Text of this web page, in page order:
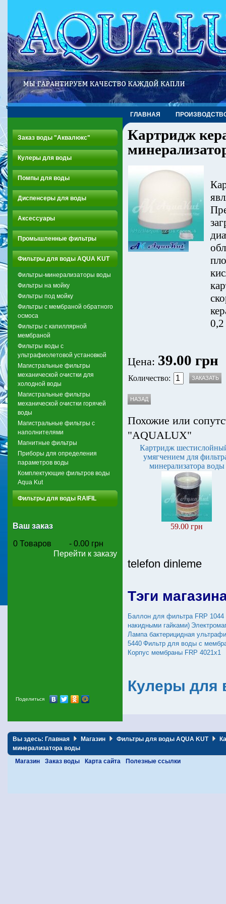
ГЛАВНАЯ
Заказ воды "Аквалюкс"
Кулеры для воды
Помпы для воды
Диспенсеры для воды
Аксессуары
Промышленные фильтры
Фильтры для воды AQUA KUT
Фильтры-минерализаторы воды
Фильтры на мойку
Фильтры под мойку
Фильтры с мембраной обратного
осмоса
Фильтры с капиллярной
мембраной
Фильтры воды с
ультрафиолетовой установкой
Магистральные фильтры
механической очистки для
холодной воды
Магистральные фильтры
механической очистки горячей
воды
Магистральные фильтры с
наполнителями
Магнитные фильтры
Приборы для определения
параметров воды
Комплектующие фильтров воды
Aqua Kut
Фильтры для воды RAIFIL
Ваш заказ
0 Товаров - 0.00 грн
Перейти к заказу
Поделиться
Картридж
Цена: 39.00 грн
Количество:
Похожие или
"AQUALUX"
Картридж
умягчением для
минерализатора воды
59.00 грн
telefon dinleme
Тэги
Баллон для фильтра FRP 1044
накидными гайками)
Лампа бактерицидная
5440 Фильтр для воды с
Корпус мембраны FRP 4021x1
Кулеры для
Вы здесь: Главная Магазин Фильтры для воды AQUA KUT
минерализатора воды
Магазин
Заказ воды Карта сайта Полезные ссылки